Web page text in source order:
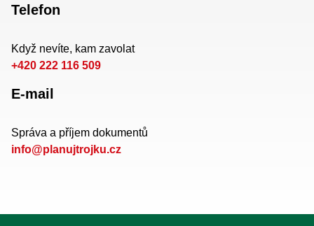
Telefon
Když nevíte, kam zavolat
+420 222 116 509
E-mail
Správa a příjem dokumentů
info@planujtrojku.cz